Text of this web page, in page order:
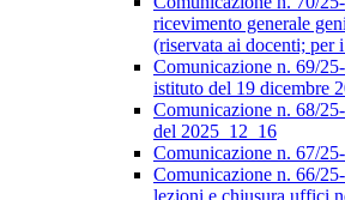
ricevimento generale
(riservata ai docenti; per
Comunicazione n. 69/
istituto del 19 dicembre
Comunicazione n. 68/
del 2025_12_16
Comunicazione n. 67/
Comunicazione n. 66/